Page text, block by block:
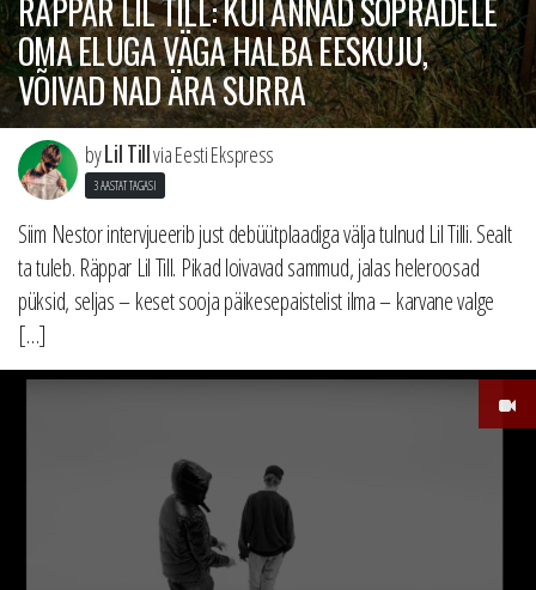
RÄPPAR LIL TILL: KUI ANNAD SÕPRADELE
OMA ELUGA VÄGA HALBA EESKUJU,
VÕIVAD NAD ÄRA SURRA
byLil Tillvia Eesti Ekspress
3 AASTAT TAGASI
Siim Nestor intervjueerib just debüütplaadiga välja tulnud Lil Tilli. Sealt
ta tuleb. Räppar Lil Till. Pikad loivavad sammud, jalas heleroosad
püksid, seljas – keset sooja päikesepaistelist ilma – karvane valge
[…]